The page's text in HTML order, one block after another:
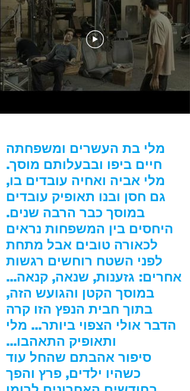
מלי בת העשרים ומשפחתה
חיים ביפו ובבעלותם מוסך.
מלי אביה ואחיה עובדים בו,
גם חסן ובנו תאופיק עובדים
במוסך כבר הרבה שנים.
היחסים בין המשפחות נראים
לכאורה טובים אבל מתחת
לפני השטח רוחשים רגשות
אחרים: גזענות, שנאה, קנאה...
במוסך הקטן והגועש הזה,
בתוך חבית הנפץ הזו קרה
הדבר אולי הצפוי ביותר... מלי
ותאופיק התאהבו...
סיפור אהבתם שהחל עוד
כשהיו ילדים, פרץ והפך